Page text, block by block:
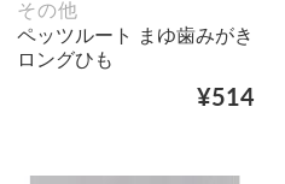
その他
ペッツルート まゆ歯みがき
ロングひも
¥514